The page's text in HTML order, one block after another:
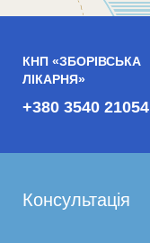
КНП «ЗБОРІВСЬКА
ЛІКАРНЯ»
+380 3540 21054
Консультація